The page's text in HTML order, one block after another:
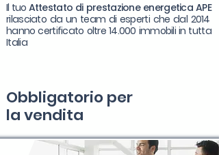
Il tuo Attestato di prestazione energetica APE
rilasciato da un team di esperti che dal 2014
hanno certificato oltre 14.000 immobili in tutta
Italia
Obbligatorio per
lavendita